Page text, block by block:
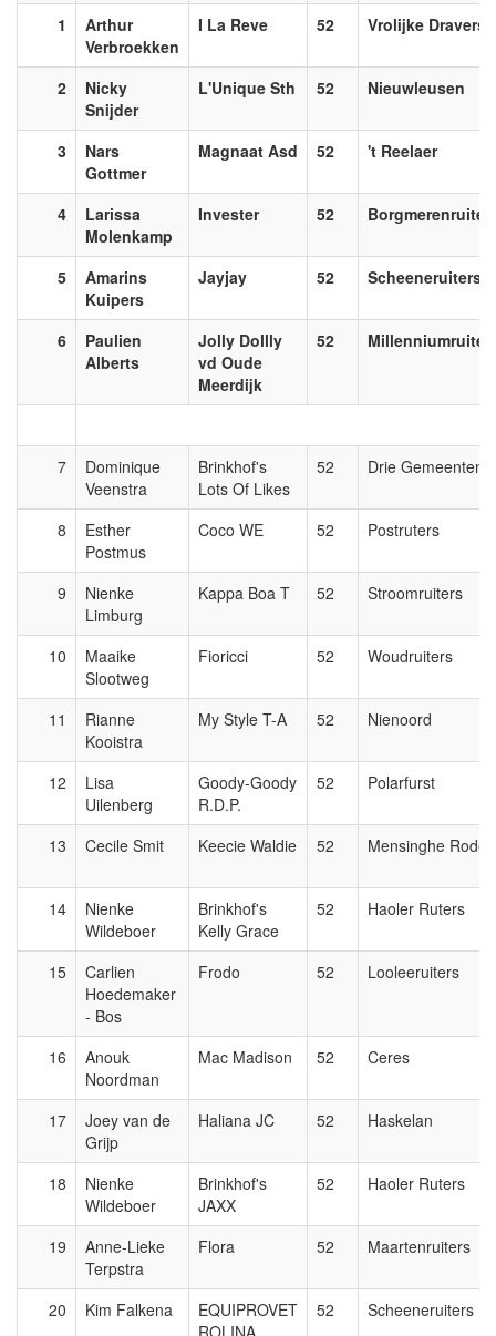
1
Arthur
Verbroekken
I La Reve 52 Vrolijke Dravers
2
Nicky
Snijder
L'Unique Sth 52 Nieuwleusen
3
Nars
Gottmer
Magnaat Asd 52 't Reelaer
4
Larissa
Molenkamp
Invester 52
5
Amarins
Kuipers
Jayjay 52 Scheeneruiters
6
Paulien
Alberts
Jolly Dollly
vd Oude
Meerdijk
52
7
Dominique
Veenstra
Brinkhof's
Lots Of Likes
52 Drie Gemeenten
8
Esther
Postmus
Coco WE 52 Postruters
9
Nienke
Limburg
Kappa Boa T 52 Stroomruiters
10
Maaike
Slootweg
Fioricci 52 Woudruiters
11
Rianne
Kooistra
My Style T-A 52 Nienoord
12
Lisa
Uilenberg
Goody-Goody
R.D.P.
52 Polarfurst
13 Cecile Smit Keecie Waldie 52 Mensinghe Roden
14
Nienke
Wildeboer
Brinkhof's
Kelly Grace
52 Haoler Ruters
15
Carlien
Hoedemaker
- Bos
Frodo 52 Looleeruiters
16
Anouk
Noordman
Mac Madison 52 Ceres
17
Joey van de
Grijp
Haliana JC 52 Haskelan
18
Nienke
Wildeboer
Brinkhof's
JAXX
52 Haoler Ruters
19
Anne-Lieke
Terpstra
Flora 52 Maartenruiters
20 Kim Falkena
EQUIPROVET
ROLINA
52 Scheeneruiters